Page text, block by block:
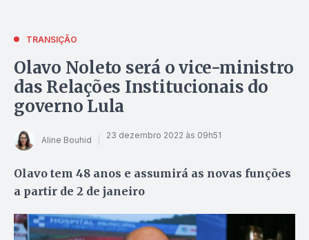
TRANSIÇÃO
Olavo Noleto será o vice-ministro
das Relações Institucionais do
governo Lula
Aline Bouhid 23 dezembro 2022 às 09h51
Olavo tem 48 anos e assumirá as novas funções
a partir de 2 de janeiro